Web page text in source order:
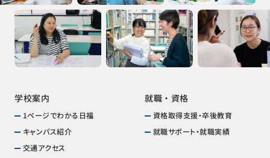
学校案内
1ページでわかる日福
キャンパス紹介
交通アクセス
就職・資格
資格取得支援・卒後教育
就職サポート・就職実績